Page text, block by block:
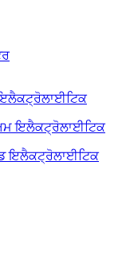
ਇਲੈਕਟ੍ਰੋਲਾਈਟਿਕ
ਇਲੈਕਟ੍ਰੋਲਾਈਟਿਕ